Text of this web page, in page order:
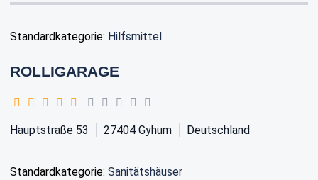
Standardkategorie: Hilfsmittel
ROLLIGARAGE
Hauptstraße 53 27404 Gyhum Deutschland
Standardkategorie: Sanitätshäuser